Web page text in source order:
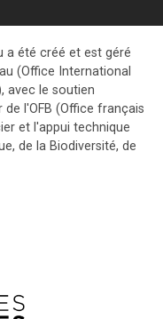
a été créé et est géré
(Office International
avec le soutien
de l'OFB (Office français
et l'appui technique
de la Biodiversité, de